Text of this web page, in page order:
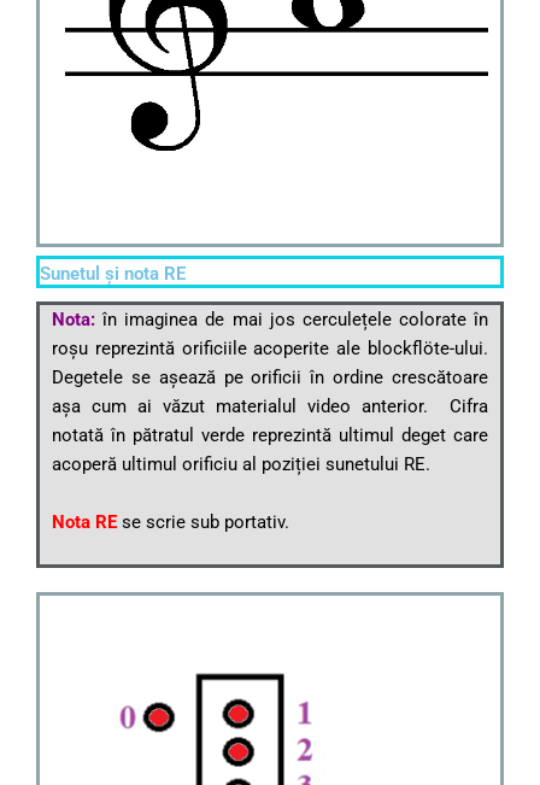
Sunetul și nota RE
Nota: în imaginea de mai jos cerculețele colorate în
roșu reprezintă orificiile acoperite ale blockflöte-ului.
Degetele se așează pe orificii în ordine crescătoare
așa cum ai văzut materialul video anterior. Cifra
notată în pătratul verde reprezintă ultimul deget care
acoperă ultimul orificiu al poziției sunetului RE.
Nota RE se scrie sub portativ.